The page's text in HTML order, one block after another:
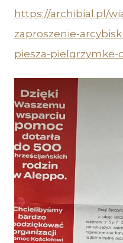
https://archibial.pl/
zaproszenie-
piesza-pielgrzymke-